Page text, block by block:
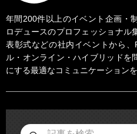
年間200件以上のイベント企画・
ロデュースのプロフェッショナル
表彰式などの社内イベントから
ル・オンライン・ハイブリッドを
にする最適なコミュニケーション